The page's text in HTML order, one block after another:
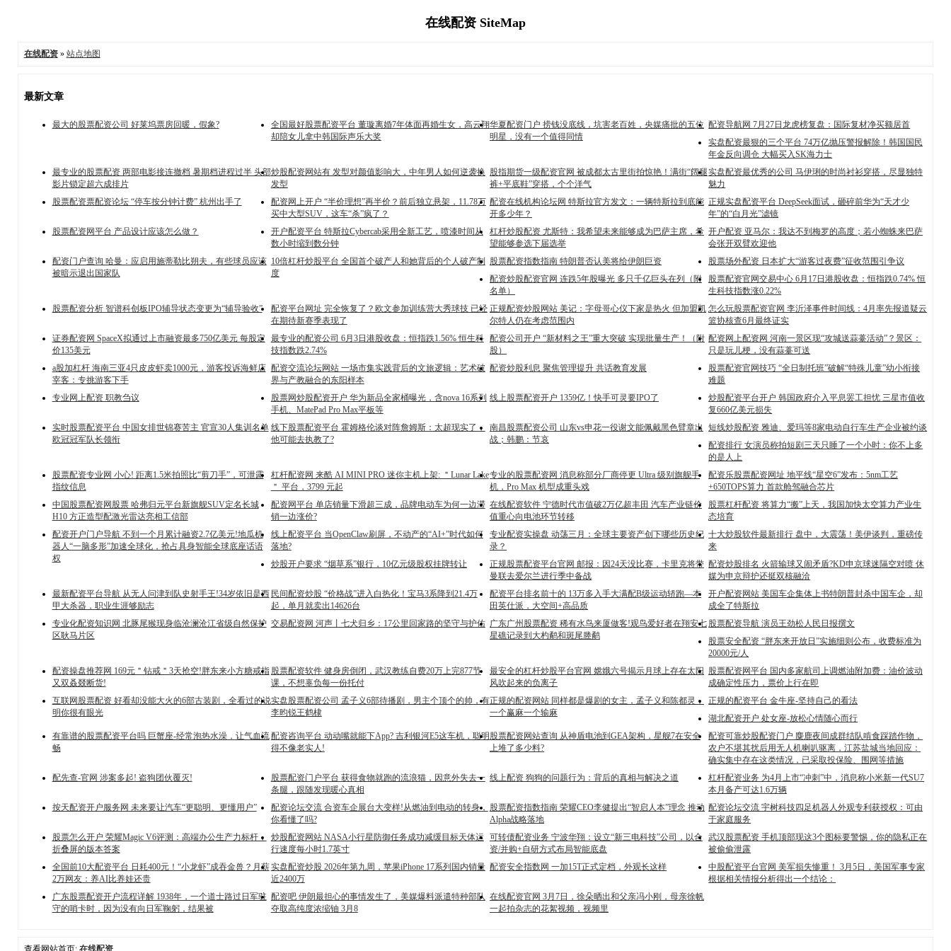
在线配资 SiteMap
在线配资» 站点地图
最新文章
最大的股票配资公司 好莱坞票房回暖，假象?
全国最好股票配资平台 董璇离婚7年体面再婚生女，高云翔
却陪女儿拿中韩国际声乐大奖
华夏配资门户 捞钱没底线，坑害老百姓，央媒痛批的五位
明星，没有一个值得同情
配资导航网 7月27日龙虎榜复盘：国际复材净买额居首
实盘配资最狠的三个平台 74万亿抛压警报解除！韩国国民
年金反向调仓 大幅买入SK海力士
最专业的股票配资 两部电影接连撤档 暑期档进程过半 头部
影片锁定超六成排片
炒股配资网站有 发型对颜值影响大，中年男人如何逆袭换
发型
股指期货一级配资官网 被成都太古里街拍惊艳！满街“阔腿
裤+平底鞋”穿搭，个个洋气
实盘配资最优秀的公司 马伊琍的时尚衬衫穿搭，尽显独特
魅力
股票配资票配资论坛 “停车按分钟计费” 杭州出手了
配资网上开户 “半价理想”再半价？前后独立悬架，11.78万
买中大型SUV，这车“杀”疯了？
配资在线机构论坛网 特斯拉官方发文：一辆特斯拉到底能
开多少年？
正规实盘配资平台 DeepSeek面试，砸碎前华为“天才少
年”的“白月光”滤镜
股票配资网平台 产品设计应该怎么做？
开户配资平台 特斯拉Cybercab采用全新工艺，喷漆时间从
数小时缩到数分钟
杠杆炒股配资 尤斯特：我希望未来能够成为巴萨主席，希
望能够参选下届选举
开户配资 亚马尔：我达不到梅罗的高度；若小蜘蛛来巴萨
会张开双臂欢迎他
配资门户查询 哈曼：应启用施蒂勒比朔夫，有些球员应该
被暗示退出国家队
10倍杠杆炒股平台 全国首个破产人和她背后的个人破产制
度
股票配资指数指南 特朗普否认美将给伊朗巨资
股票场外配资 日本扩大“游客过夜费”征收范围引争议
配资炒股配资官网 连跌5年股曝光 多只千亿巨头在列（附
名单）
股票配资官网交易中心 6月17日港股收盘：恒指跌0.74% 恒
生科技指数涨0.22%
股票配资分析 智谱科创板IPO辅导状态变更为“辅导验收”
配资平台网址 完全恢复了？欧文参加训练营大秀球技 已经
在期待新赛季表现了
正规配资炒股网站 美记：字母哥心仪下家是热火 但加盟凯
尔特人仍在考虑范围内
怎么玩股票配资官网 李沂泽事件时间线：4月率先报道疑云
篮协核查6月最终证实
证券配资网 SpaceX拟通过上市融资最多750亿美元 每股定
价135美元
最专业的配资公司 6月3日港股收盘：恒指跌1.56% 恒生科
技指数跌2.74%
配资公司开户 “新材料之王”重大突破 实现批量生产！（附
股）
配资网上配资网 河南一景区现“攻城送蒜薹活动”？景区：
只是玩儿梗，没有蒜薹可送
a股加杠杆 海南三亚4只皮皮虾卖1000元，游客投诉海鲜店
宰客：专挑游客下手
配资交流论坛网站 一场市集实践背后的文旅逻辑：艺术破
界与产教融合的东阳样本
配资炒股利息 聚焦管理提升 共话教育发展
股票配资官网技巧 “全日制托班”破解“特殊儿童”幼小衔接
难题
专业网上配资 职教刍议
股票网炒股配资开户 华为新品全家桶曝光，含nova 16系列
手机、MatePad Pro Max平板等
线上股票配资开户 1359亿！快手可灵要IPO了
炒股配资平台开户 韩国政府介入平息罢工担忧 三星市值收
复660亿美元损失
实时股票配资平台 中国女排世锦赛苦主 官宣30人集训名单
欧冠冠军队长领衔
线下股票配资平台 霍姆格伦谈对阵詹姆斯：太超现实了，
他可能去执教了?
南昌股票配资公司 山东vs申花一役谢文能佩戴黑色臂章出
战；韩鹏：节哀
短线炒股配资 雅迪、爱玛等8家电动自行车生产企业被约谈
配资排行 女演员称拍短剧三天只睡了一个小时：你不上多
的是人上
股票配资专业网 小心! 距离1.5米拍照比“剪刀手”，可泄露
指纹信息
杠杆配资网 来酷 AI MINI PRO 迷你主机上架: ＂Lunar Lake
＂ 平台，3799 元起
专业的股票配资网 消息称部分厂商停更 Ultra 级别旗舰手
机，Pro Max 机型成重头戏
配资乐股票配资网址 地平线“星空6”发布：5nm工艺
+650TOPS算力 首款舱驾融合芯片
中国股票配资网股票 哈弗归元平台新旗舰SUV定名长城
H10 方正造型配激光雷达亮相工信部
配资网平台 单店销量下滑超三成，品牌电动车为何一边滞
销一边涨价?
在线配资软件 宁德时代市值破2万亿超丰田 汽车产业链价
值重心向电池环节转移
股票杠杆配资 将算力“搬”上天，我国加快太空算力产业生
态培育
配资开户门户导航 不到一个月累计融资2.7亿美元!地瓜机
器人“一脑多形”加速全球化，抢占具身智能全球底座话语
权
线上配资平台 当OpenClaw刷屏，不动产的“AI+”时代如何
落地?
专业配资实操盘 动荡三月：全球主要资产创下哪些历史纪
录？
十大炒股软件最新排行 盘中，大震荡！美伊谈判，重磅传
来
炒股开户要求 “烟草系”银行，10亿元级股权挂牌转让
正规股票配资平台官网 邮报：因24天没比赛，卡里克将带
曼联去爱尔兰进行季中备战
配资炒股排名 火箭输球又闹矛盾?KD申京球迷隔空对喷 休
媒为申京辩护还挺双核融洽
最新配资平台导航 从无人问津到队史射手王!34岁依旧是西
甲大杀器，职业生涯够励志
民间配资炒股 “价格战”进入白热化！宝马3系降到21.4万
起，单月就卖出14626台
配资平台排名前十的 13万多入手大满配B级运动轿跑—本
田英仕派，大空间+高品质
开户配资网站 美国车企集体上书特朗普封杀中国车企，却
成全了特斯拉
专业化配资知识网 北豚尾猴现身临沧澜沧江省级自然保护
区耿马片区
交易配资网 河声丨七犬归乡：17公里回家路的坚守与护佑 广东广州股票配资 稀有水鸟来厦做客!观鸟爱好者在翔安七
星礁记录到大杓鹬和斑尾塍鹬
股票配资导航 演员王劲松人民日报撰文
股票安全配资 “胖东来开放日”实施细则公布，收费标准为
20000元/人
配资操盘推荐网 169元＂钻戒＂3天抢空!胖东来小方糖戒指
又双叒叕断货!
股票配资软件 健身房倒闭，武汉教练自费20万上完877节
课，不想辜负每一份托付
最安全的杠杆炒股平台官网 嫦娥六号揭示月球上存在太阳
风吹起来的负离子
股票配资网平台 国内多家航司上调燃油附加费：油价波动
成确定性压力，票价上行在即
互联网股票配资 好看却没能大火的6部古装剧，全看过的说
明你很有眼光
实盘股票配资公司 孟子义6部待播剧，男主个顶个的帅，有
李昀锐王鹤棣
正规的配资网站 同样都是爆剧的女主，孟子义和陈都灵，
一个赢麻一个输麻
正规的配资平台 金牛座-坚持自己的看法
湖北配资开户 处女座-放松心情随心而行
有靠谱的股票配资平台吗 巨蟹座-经常泡热水澡，让气血流
畅
配资咨询平台 动动嘴就能下App? 吉利银河E5这车机，聪明
得不像老实人!
股票配资网站查询 从神盾电池到GEA架构，星舰7在安全
上堆了多少料?
配资可靠炒股配资门户 麋鹿夜间成群结队啃食踩踏作物，
农户不堪其扰后用无人机喇叭驱离，江苏盐城当地回应：
确实集中存在这类情况，已采取投保险、围网等措施
配先查-官网 涉案多起! 盗狗团伙覆灭!
股票配资门户平台 获得食物就跑的流浪猫，因意外失去一
条腿，跟随发现暖心真相
线上配资 狗狗的问题行为：背后的真相与解决之道
杠杆配资业务 为4月上市“冲刺”中，消息称小米新一代SU7
本月备产可达1.6万辆
按天配资开户服务网 未来要让汽车“更聪明、更懂用户”
配资论坛交流 合资车企展台大变样!从燃油到电动的转身，
你看懂了吗?
股票配资指数指南 荣耀CEO李健提出“智启人本”理念 推动
Alpha战略落地
配资论坛交流 宇树科技四足机器人外观专利获授权：可由
于家庭服务
股票怎么开户 荣耀Magic V6评测：高端办公生产力标杆，
折叠屏的版本答案
炒股配资网站 NASA小行星防御任务成功减缓目标天体运
行速度每小时1.7英寸
可转债配资业务 宁波华翔：设立“新三电科技”公司，以合
资/并购+自研方式布局智能底盘
武汉股票配资 手机顶部现这3个图标要警惕，你的隐私正在
被偷偷泄露
全国前10大配资平台 日耗400元！“小龙虾”成吞金兽？月薪
2万网友：养AI比养娃还贵
实盘配资炒股 2026年第九周，苹果iPhone 17系列国内销量
近2400万
配资安全指数网 一加15T正式定档，外观长这样
中股配资平台官网 美军损失惨重！ 3月5日，美国军事专家
根据相关情报分析得出一个结论：
广东股票配资开户流程详解 1938年，一个道士路过日军驻
守的哨卡时，因为没有向日军鞠躬，结果被
配资吧 伊朗最担心的事情发生了，美媒爆料派遣特种部队
夺取高纯度浓缩铀 3月8
在线配资官网 3月7日，徐朵晒出和父亲冯小刚，母亲徐帆
一起拍杂志的花絮视频，视频里
查看网站首页: 在线配资